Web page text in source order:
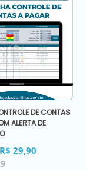
DE CONTAS
ALERTA DE
R$ 29,90